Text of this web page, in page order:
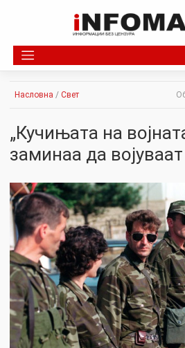
Насловна / Свет
„Кучињата на
заминаа да